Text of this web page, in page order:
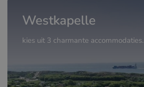
Westkapelle
kies uit 3 charmante accommodaties.